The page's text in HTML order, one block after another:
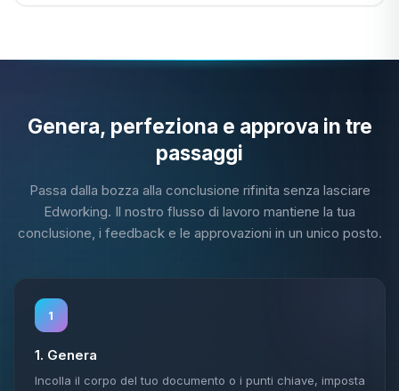
Genera, perfeziona e approva in tre
passaggi
Passa dalla bozza alla conclusione rifinita senza lasciare
Edworking. Il nostro flusso di lavoro mantiene la tua
conclusione, i feedback e le approvazioni in un unico posto.
1
1. Genera
Incolla il corpo del tuo documento o i punti chiave, imposta